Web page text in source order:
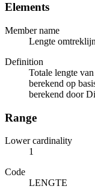
Elements
Member name
Lengte
Definition
Totale lengte
berekend op
berekend door
Range
Lower cardinality
1
Code
LENGTE